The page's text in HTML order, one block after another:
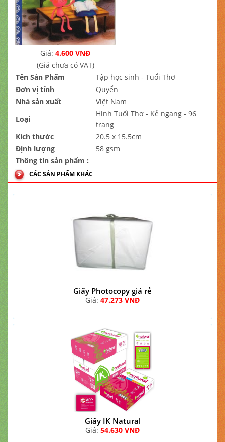
Giá: 4.600 VNĐ
(Giá chưa có VAT)
Tên Sản Phẩm
Tập học sinh - Tuổi Thơ
Đơn vị tính
Quyển
Nhà sản xuất
Việt Nam
Loại
Hình Tuổi Thơ - Kẻ ngang - 96
trang
Kích thước
20.5 x 15.5cm
Định lượng
58 gsm
Thông tin sản phẩm :
CÁC SẢN PHẨM KHÁC
Giấy Photocopy giá rẻ
Giá: 47.273 VNĐ
Giấy IK Natural
Giá: 54.630 VNĐ